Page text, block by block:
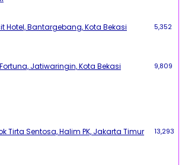
Hotel, Bantargebang, Kota Bekasi 5,352
Jatiwaringin, Kota Bekasi 9,809
Tirta Sentosa, Halim PK, Jakarta Timur 13,293